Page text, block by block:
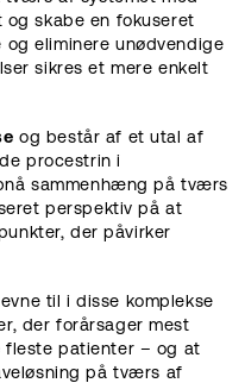
skabe en fokuseret
eliminere unødvendige
sikres et mere enkelt
og består af et utal af
procestrin i
sammenhæng på tværs
perspektiv på at
der påvirker
til i disse komplekse
der forårsager mest
fleste patienter – og at
på tværs af